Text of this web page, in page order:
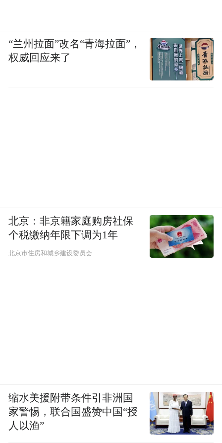
“兰州拉面”改名“青海拉面”，
权威回应来了
北京：非京籍家庭购房社保
个税缴纳年限下调为1年
北京市住房和城乡建设委员会
缩水美援附带条件引非洲国
家警惕，联合国盛赞中国“授
人以渔”